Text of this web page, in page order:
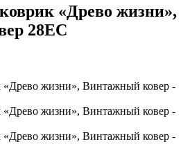
«Древо жизни»,
28EC